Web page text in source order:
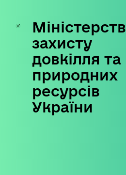
Skip
contentзахисту
довкілля та
природних
ресурсів
України